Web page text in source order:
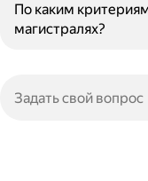
По каким
магистралях?